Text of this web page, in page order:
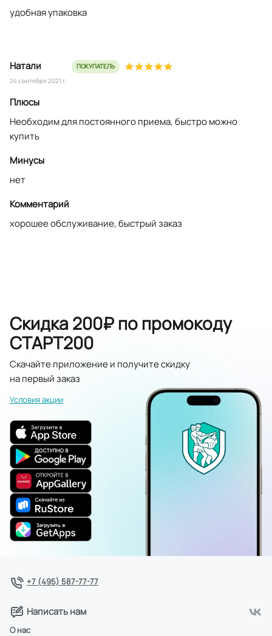
удобная упаковка
Натали
24 сентября 2021 г.
ПОКУПАТЕЛЬ
Плюсы
Необходим для постоянного приема, быстро можно
купить
Минусы
нет
Комментарий
хорошее обслуживание, быстрый заказ
Скидка 200₽ по промокоду
СТАРТ200
Скачайте приложение и получите скидку
на первый заказ
Условия акции
+7 (495) 587-77-77
Написать нам
О нас